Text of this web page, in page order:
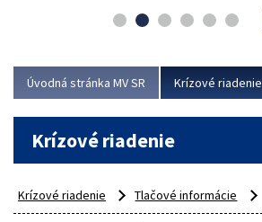
Úvodná stránka MV SR Krízové riadenie
Krízové riadenie
Krízové riadenie Tlačové informácie